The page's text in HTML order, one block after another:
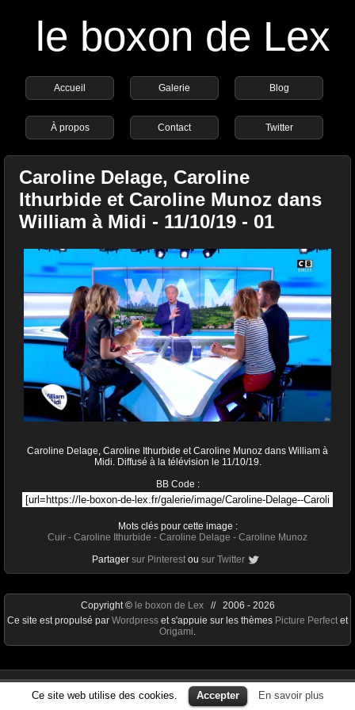
le boxon de Lex
Accueil Galerie Blog
À propos Contact Twitter
Caroline Delage, Caroline
Ithurbide et Caroline Munoz dans
William à Midi - 11/10/19 - 01
Caroline Delage, Caroline Ithurbide et Caroline Munoz dans William à
Midi. Diffusé à la télévision le 11/10/19.
BB Code :
Mots clés pour cette image :
Cuir - Caroline Ithurbide - Caroline Delage - Caroline Munoz
Partager sur Pinterest ou sur Twitter
Ce site web utilise des cookies. Accepter En savoir plus
Copyright © le boxon de Lex// 2006 - 2026
Ce site est propulsé par Wordpress et s'appuie sur les thèmes Picture Perfect et
Origami.